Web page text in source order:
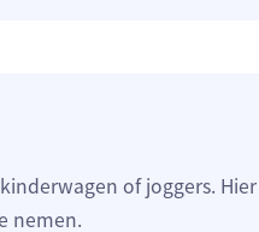
of joggers.
nemen.